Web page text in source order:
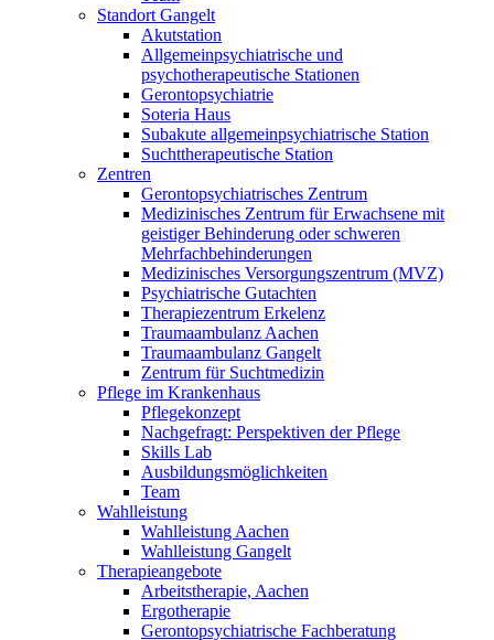
Standort Gangelt
Akutstation
Allgemeinpsychiatrische und
psychotherapeutische Stationen
Gerontopsychiatrie
Soteria Haus
Subakute allgemeinpsychiatrische Station
Suchttherapeutische Station
Zentren
Gerontopsychiatrisches Zentrum
Medizinisches Zentrum für Erwachsene mit
geistiger Behinderung oder schweren
Mehrfachbehinderungen
Medizinisches Versorgungszentrum (MVZ)
Psychiatrische Gutachten
Therapiezentrum Erkelenz
Traumaambulanz Aachen
Traumaambulanz Gangelt
Zentrum für Suchtmedizin
Pflege im Krankenhaus
Pflegekonzept
Nachgefragt: Perspektiven der Pflege
Skills Lab
Ausbildungsmöglichkeiten
Team
Wahlleistung
Wahlleistung Aachen
Wahlleistung Gangelt
Therapieangebote
Arbeitstherapie, Aachen
Ergotherapie
Gerontopsychiatrische Fachberatung